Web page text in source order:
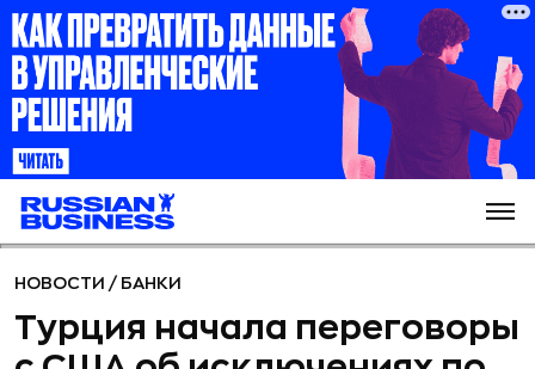
НОВОСТИ / БАНКИ
Турция начала переговоры